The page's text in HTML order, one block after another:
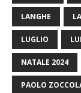
LANGHE
LUGLIO
NATALE 2024
PAOLO